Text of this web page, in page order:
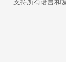
支持所有语言和